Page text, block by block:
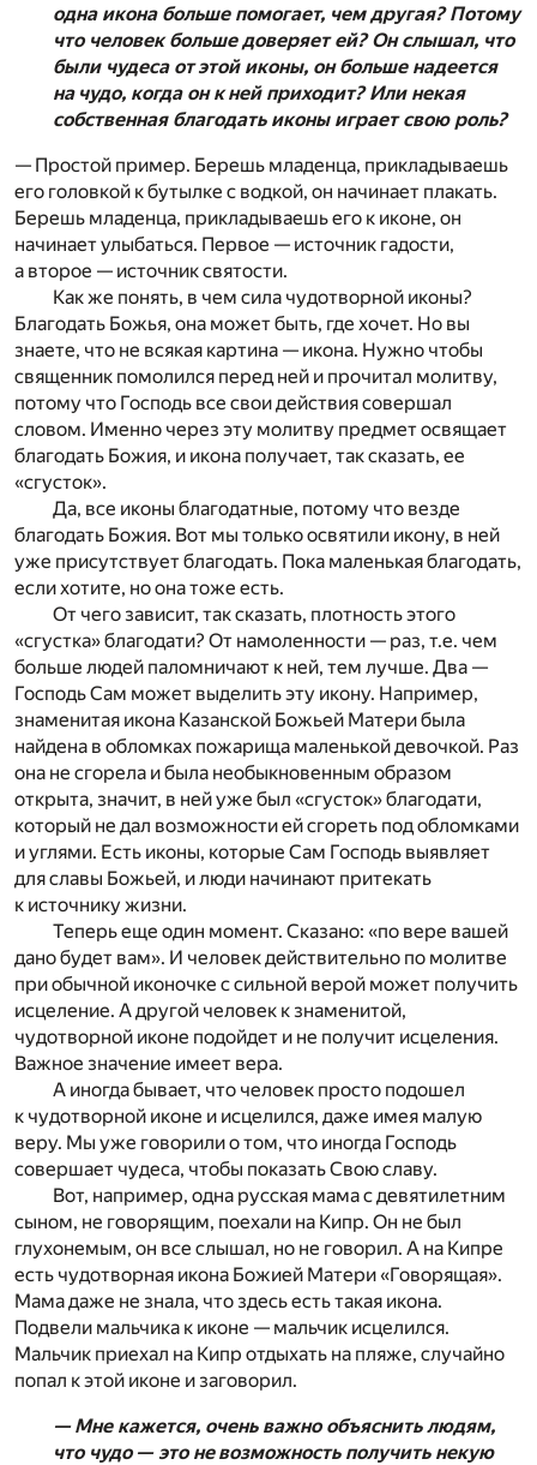
одна икона больше помогает, чем другая? Потому
что человек больше доверяет ей? Он слышал, что
были чудеса от этой иконы, он больше надеется
на чудо, когда он к ней приходит? Или некая
собственная благодать иконы играет свою роль?
— Простой пример. Берешь младенца, прикладываешь
его головкой к бутылке с водкой, он начинает плакать.
Берешь младенца, прикладываешь его к иконе, он
начинает улыбаться. Первое — источник гадости,
а второе — источник святости.
Как же понять, в чем сила чудотворной иконы?
Благодать Божья, она может быть, где хочет. Но вы
знаете, что не всякая картина — икона. Нужно чтобы
священник помолился перед ней и прочитал молитву,
потому что Господь все свои действия совершал
словом. Именно через эту молитву предмет освящает
благодать Божия, и икона получает, так сказать, ее
«сгусток».
Да, все иконы благодатные, потому что везде
благодать Божия. Вот мы только освятили икону, в ней
уже присутствует благодать. Пока маленькая благодать,
если хотите, но она тоже есть.
От чего зависит, так сказать, плотность этого
«сгустка» благодати? От намоленности — раз, т.е. чем
больше людей паломничают к ней, тем лучше. Два —
Господь Сам может выделить эту икону. Например,
знаменитая икона Казанской Божьей Матери была
найдена в обломках пожарища маленькой девочкой. Раз
она не сгорела и была необыкновенным образом
открыта, значит, в ней уже был «сгусток» благодати,
который не дал возможности ей сгореть под обломками
и углями. Есть иконы, которые Сам Господь выявляет
для славы Божьей, и люди начинают притекать
к источнику жизни.
Теперь еще один момент. Сказано: «по вере вашей
дано будет вам». И человек действительно по молитве
при обычной иконочке с сильной верой может получить
исцеление. А другой человек к знаменитой,
чудотворной иконе подойдет и не получит исцеления.
Важное значение имеет вера.
А иногда бывает, что человек просто подошел
к чудотворной иконе и исцелился, даже имея малую
веру. Мы уже говорили о том, что иногда Господь
совершает чудеса, чтобы показать Свою славу.
Вот, например, одна русская мама с девятилетним
сыном, не говорящим, поехали на Кипр. Он не был
глухонемым, он все слышал, но не говорил. А на Кипре
есть чудотворная икона Божией Матери «Говорящая».
Мама даже не знала, что здесь есть такая икона.
Подвели мальчика к иконе — мальчик исцелился.
Мальчик приехал на Кипр отдыхать на пляже, случайно
попал к этой иконе и заговорил.
— Мне кажется, очень важно объяснить людям,
что чудо — это не возможность получить некую